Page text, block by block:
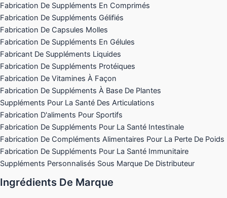
Fabrication De Suppléments En Comprimés
Fabrication De Suppléments Gélifiés
Fabrication De Capsules Molles
Fabrication De Suppléments En Gélules
Fabricant De Suppléments Liquides
Fabrication De Suppléments Protéiques
Fabrication De Vitamines À Façon
Fabrication De Suppléments À Base De Plantes
Suppléments Pour La Santé Des Articulations
Fabrication D'aliments Pour Sportifs
Fabrication De Suppléments Pour La Santé Intestinale
Fabrication De Compléments Alimentaires Pour La Perte De Poids
Fabrication De Suppléments Pour La Santé Immunitaire
Suppléments Personnalisés Sous Marque De Distributeur
Ingrédients De Marque